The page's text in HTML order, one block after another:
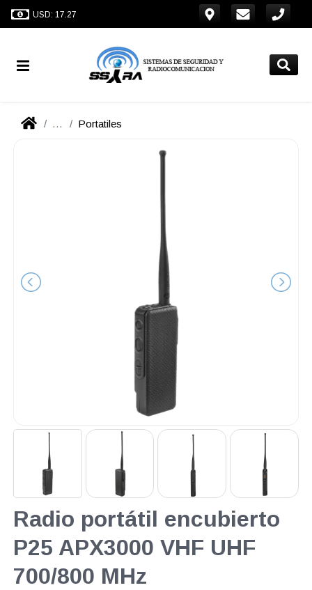
USD: 17.27
... Portatiles
Radio portátil encubierto
P25 APX3000 VHF UHF
700/800 MHz